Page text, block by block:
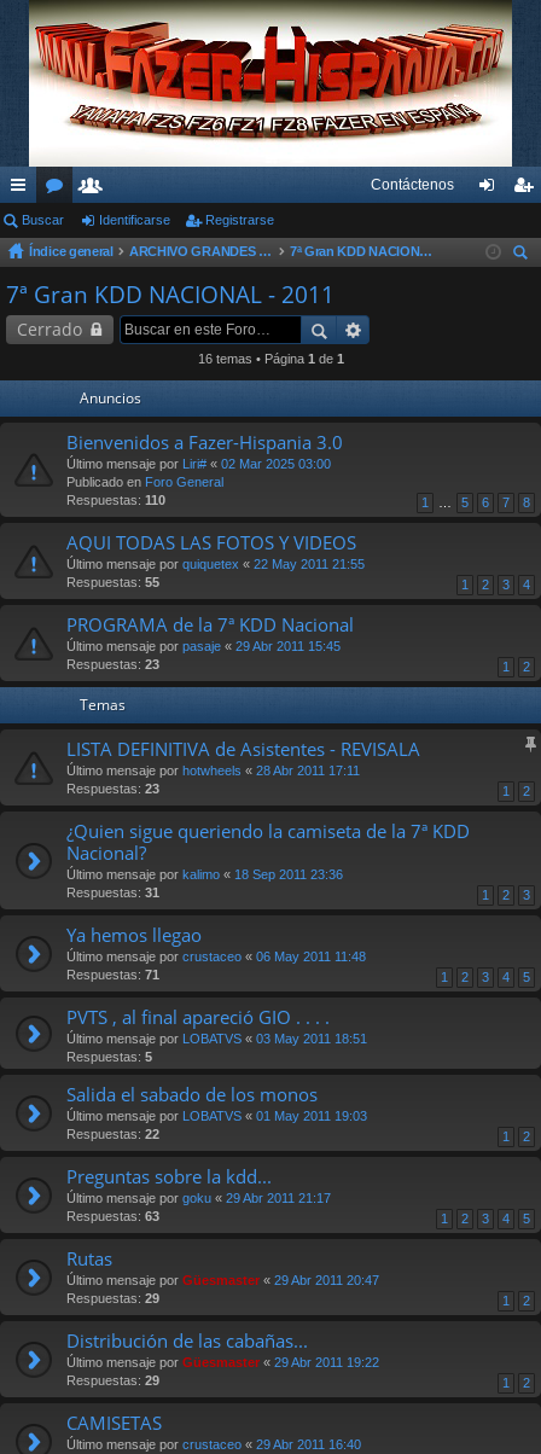
nl
ac
es
rá
or
os
su
ari
os
Contáctenos
nti ist
Buscar Identificarse Registrarse
Índice general ARCHIVO GRANDES KDD´s Y OTROS EVENTOS
7ª Gran KDD NACIONAL - 2011
7ª Gran KDD NACIONAL - 2011
Cerrado
16 temas • Página 1 de 1
Anuncios
Bienvenidos a Fazer-Hispania 3.0
Último mensaje por Liri# « 02 Mar 2025 03:00
Publicado en Foro General
Respuestas: 110 1 5 6 7 8
AQUI TODAS LAS FOTOS Y VIDEOS
Último mensaje por quiquetex « 22 May 2011 21:55
Respuestas: 55 1 2 3 4
PROGRAMA de la 7ª KDD Nacional
Último mensaje por pasaje « 29 Abr 2011 15:45
Respuestas: 23 1 2
Temas
LISTA DEFINITIVA de Asistentes - REVISALA
Último mensaje por hotwheels « 28 Abr 2011 17:11
Respuestas: 23 1 2
¿Quien sigue queriendo la camiseta de la 7ª KDD
Nacional?
Último mensaje por kalimo « 18 Sep 2011 23:36
Respuestas: 31 1 2 3
Ya hemos llegao
Último mensaje por crustaceo « 06 May 2011 11:48
Respuestas: 71 1 2 3 4 5
PVTS , al final apareció GIO . . . .
Último mensaje por LOBATVS « 03 May 2011 18:51
Respuestas: 5
Salida el sabado de los monos
Último mensaje por LOBATVS « 01 May 2011 19:03
Respuestas: 22 1 2
Preguntas sobre la kdd...
Último mensaje por goku « 29 Abr 2011 21:17
Respuestas: 63 1 2 3 4 5
Rutas
Último mensaje por Güesmaster « 29 Abr 2011 20:47
Respuestas: 29 1 2
Distribución de las cabañas...
Último mensaje por Güesmaster « 29 Abr 2011 19:22
Respuestas: 29 1 2
CAMISETAS
Último mensaje por crustaceo « 29 Abr 2011 16:40